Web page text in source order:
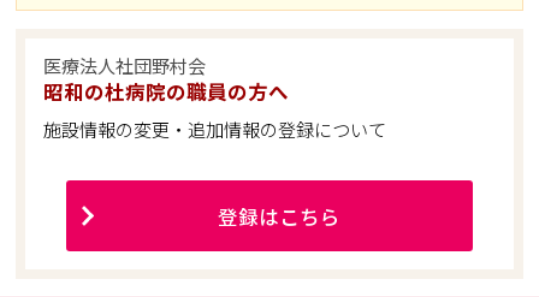
医療法人社団野村会
昭和の杜病院の職員の方へ
施設情報の変更・追加情報の登録について
登録はこちら